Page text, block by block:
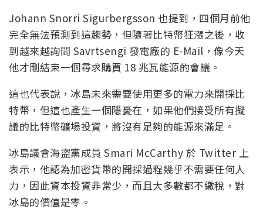
Johann Snorri Sigurbergsson 也提到，四個月前他
完全無法預測到這趨勢，但隨著比特幣狂漲之後，收
到越來越詢問 Savrtsengi 發電廠的 E-Mail，像今天
他才剛結束一個尋求購買 18 兆瓦能源的會議。
這也代表說，冰島未來需要使用更多的電力來開採比
特幣，但這也產生一個隱憂在，如果他們接受所有擬
議的比特幣礦場投資，將沒有足夠的能源來滿足。
冰島議會海盜黨成員 Smari McCarthy 於 Twitter 上
表示，他認為加密貨幣的開採過程幾乎不需要任何人
力，因此資本投資非常少，而且大多數都不繳稅，對
冰島的價值是零。